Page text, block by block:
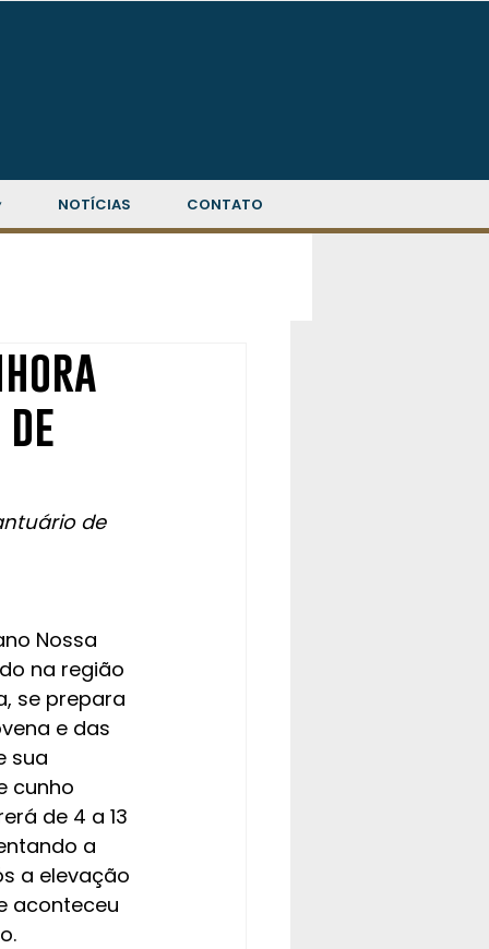
NOTÍCIAS CONTATO
de
Nossa
na região
se prepara
e das
sua
cunho
de 4 a 13
a
a elevação
aconteceu